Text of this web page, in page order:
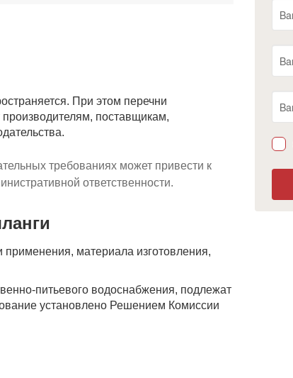
При этом перечни
поставщикам,
требованиях может привести к
ответственности.
применения, материала изготовления,
питьевого водоснабжения, подлежат
установлено Решением Комиссии